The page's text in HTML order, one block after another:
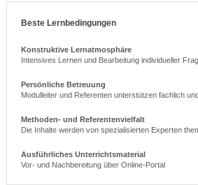
Beste Lernbedingungen
Konstruktive Lernatmosphäre
Intensives Lernen und Bearbeitung individueller
Persönliche Betreuung
Modulleiter und Referenten unterstützen fachlich
Methoden- und Referentenvielfalt
Die Inhalte werden von spezialisierten Experten
Ausführliches Unterrichtsmaterial
Vor- und Nachbereitung über Online-Portal